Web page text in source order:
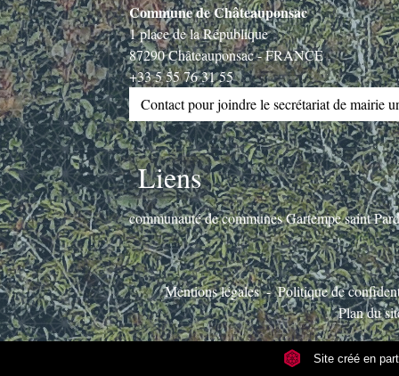
Commune de Châteauponsac
1 place de la République
87290 Châteauponsac - FRANCE
+33 5 55 76 31 55
Contact pour joindre le secrétariat de mairie
Liens
communauté de communes Gartempe saint
Mentions légales - Politique de
Plan du
Site créé en